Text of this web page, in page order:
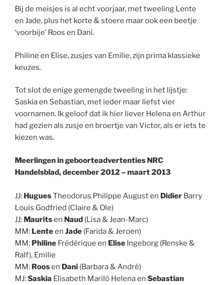
Bij de meisjes is al echt voorjaar, met tweeling Lente
en Jade, plus het korte & stoere maar ook een beetje
‘voorbije’ Roos en Dani.
Philine en Elise, zusjes van Emilie, zijn prima klassieke
keuzes.
Tot slot de enige gemengde tweeling in het lijstje:
Saskia en Sebastian, met ieder maar liefst vier
voornamen. Ik geloof dat ik hier liever Helena en Arthur
had gezien als zusje en broertje van Victor, als er iets te
kiezen was.
Meerlingen in geboorteadvertenties NRC
Handelsblad, december 2012 – maart 2013
JJ: HuguesTheodorus Philippe August en Didier Barry
Louis Godfried (Claire & Ole)
JJ: Mauritsen Naud (Lisa & Jean-Marc)
MM: Lenteen Jade (Farida & Jeroen)
MM: Philine Frédérique en Elise Ingeborg (Renske &
Ralf), Emilie
MM: Roosen Dani (Barbara & André)
MJ:Saskia Elisabeth Mariló Helena en Sebastian